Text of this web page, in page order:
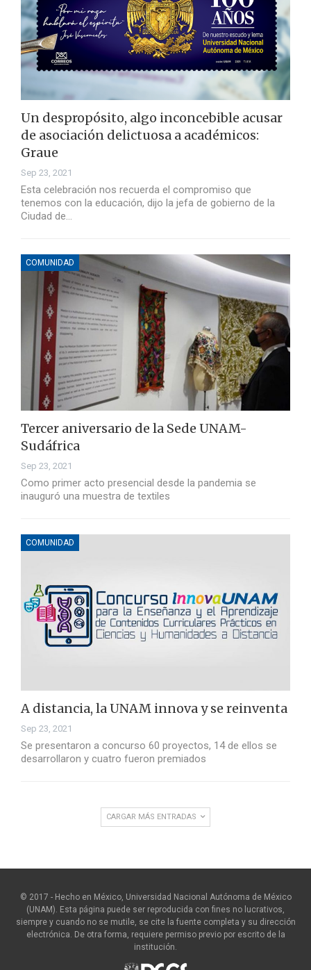
Un despropósito, algo inconcebible acusar
de asociación delictuosa a académicos:
Graue
Sep 23, 2021
Esta celebración nos recuerda el compromiso que
tenemos con la educación, dijo la jefa de gobierno de la
Ciudad de…
COMUNIDAD
Tercer aniversario de la Sede UNAM-
Sudáfrica
Sep 23, 2021
Como primer acto presencial desde la pandemia se
inauguró una muestra de textiles
COMUNIDAD
A distancia, la UNAM innova y se reinventa
Sep 23, 2021
Se presentaron a concurso 60 proyectos, 14 de ellos se
desarrollaron y cuatro fueron premiados
CARGAR MÁS ENTRADAS
© 2017 - Hecho en México, Universidad Nacional Autónoma de México
(UNAM). Esta página puede ser reproducida con fines no lucrativos,
siempre y cuando no se mutile, se cite la fuente completa y su dirección
electrónica. De otra forma, requiere permiso previo por escrito de la
institución.